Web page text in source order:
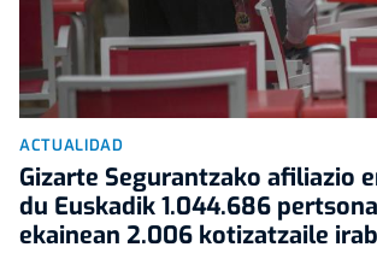
ACTUALIDAD
Gizarte Segurantzako afiliazio
du Euskadik 1.044.686
ekainean 2.006 kotizatzaile